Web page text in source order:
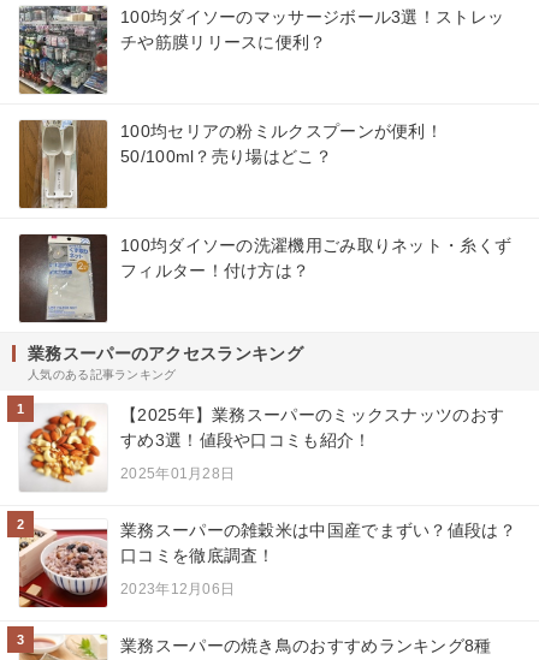
100均ダイソーのマッサージボール3選！ストレッ
チや筋膜リリースに便利？
100均セリアの粉ミルクスプーンが便利！
50/100ml？売り場はどこ？
100均ダイソーの洗濯機用ごみ取りネット・糸くず
フィルター！付け方は？
業務スーパーのアクセスランキング
人気のある記事ランキング
1
【2025年】業務スーパーのミックスナッツのおす
すめ3選！値段や口コミも紹介！
2025年01月28日
2
業務スーパーの雑穀米は中国産でまずい？値段は？
口コミを徹底調査！
2023年12月06日
3
業務スーパーの焼き鳥のおすすめランキング8種